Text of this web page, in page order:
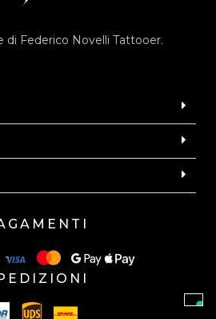
di Federico Novelli Tattooer.